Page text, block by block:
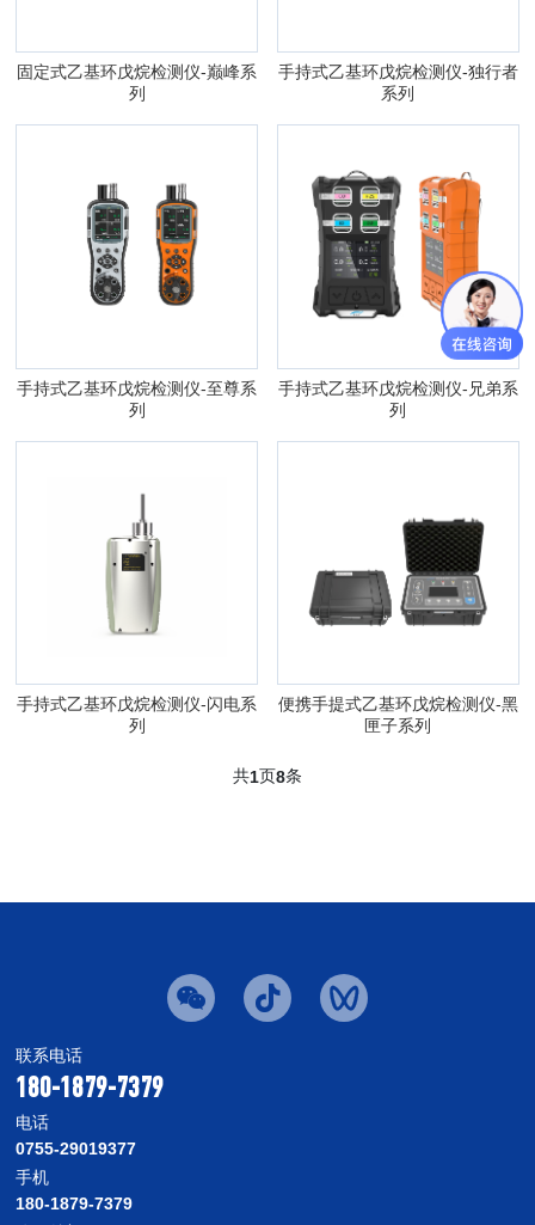
固定式乙基环戊烷检测仪-巅峰系
列
手持式乙基环戊烷检测仪-独行者
系列
手持式乙基环戊烷检测仪-至尊系
列
手持式乙基环戊烷检测仪-兄弟系
列
手持式乙基环戊烷检测仪-闪电系
列
便携手提式乙基环戊烷检测仪-黑
匣子系列
共1页8条
联系电话
180-1879-7379
电话
0755-29019377
手机
180-1879-7379